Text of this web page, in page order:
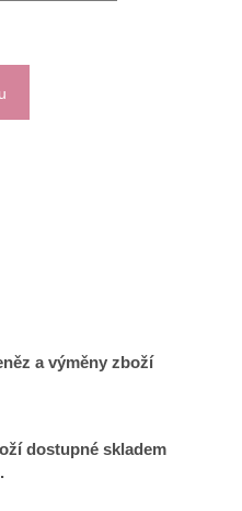
a výměny zboží
dostupné skladem